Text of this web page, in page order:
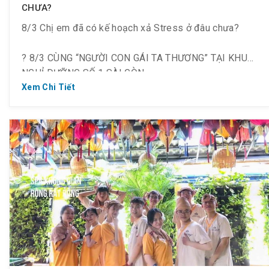
CHƯA?
8/3 Chị em đã có kế hoạch xả Stress ở đâu chưa?
? 8/3 CÙNG “NGƯỜI CON GÁI TA THƯƠNG” TẠI KHU
NGHỈ DƯỠNG SỐ 1 SÀI GÒN
Trong thời điểm này các chị em chắc cũng đang rất lo
lắng, đắn đo không biết 8/3 này nên đi đâu chơi, các
sếp cũng phân vân không biết tổ chức cho chị em đi
đâu là hợp lý.
Jiimjibang số 1 tại SG hoạt động 17 năm qua đã và
luôn là nơi mà những ai ghé qua đều muốn qua trở lại
Xem Chi Tiết